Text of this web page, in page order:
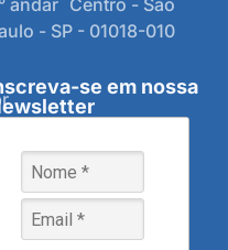
andar Centro - São
- SP - 01018-010
se em nossa